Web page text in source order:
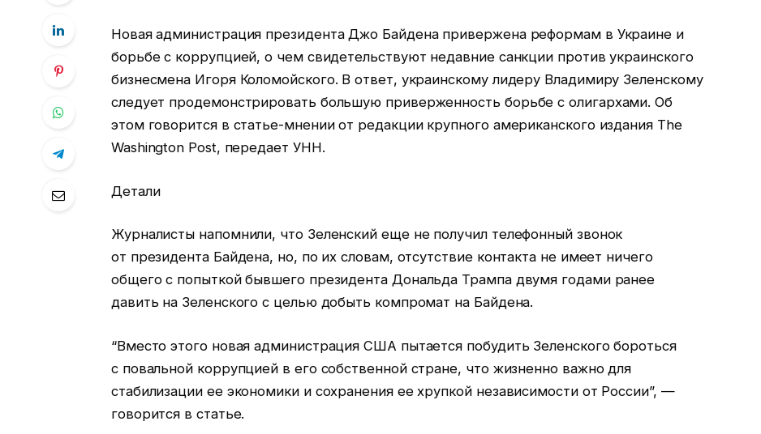
Новая администрация президента Джо Байдена привержена реформам в Украине и
борьбе с коррупцией, о чем свидетельствуют недавние санкции против украинского
бизнесмена Игоря Коломойского. В ответ, украинскому лидеру Владимиру Зеленскому
следует продемонстрировать большую приверженность борьбе с олигархами. Об
этом говорится в статье-мнении от редакции крупного американского издания The
Washington Post, передает УНН.
Детали
Журналисты напомнили, что Зеленский еще не получил телефонный звонок
от президента Байдена, но, по их словам, отсутствие контакта не имеет ничего
общего с попыткой бывшего президента Дональда Трампа двумя годами ранее
давить на Зеленского с целью добыть компромат на Байдена.
“Вместо этого новая администрация США пытается побудить Зеленского бороться
с повальной коррупцией в его собственной стране, что жизненно важно для
стабилизации ее экономики и сохранения ее хрупкой независимости от России”, —
говорится в статье.